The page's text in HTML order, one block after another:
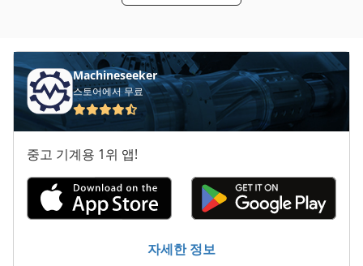
기타 액세서리
기타 장비
냉동 건조 기
봉 기계 밀링 및 연 삭 기
슈바벤 공작 Gmbh
Machineseeker
스토어에서 무료
중고 기계용 1위 앱!
자세한 정보